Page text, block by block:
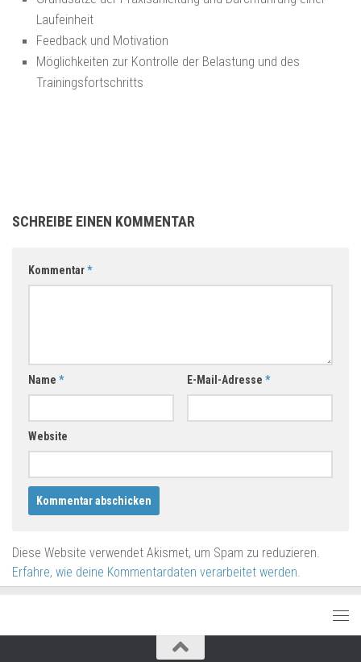
Laufeinheit
Feedback und Motivation
Möglichkeiten zur Kontrolle der Belastung und des
Trainingsfortschritts
SCHREIBE EINEN KOMMENTAR
Kommentar*
Name * E-Mail-Adresse *
Website
Diese Website verwendet Akismet, um Spam zu reduzieren.
Erfahre, wie deine Kommentardaten verarbeitet werden.